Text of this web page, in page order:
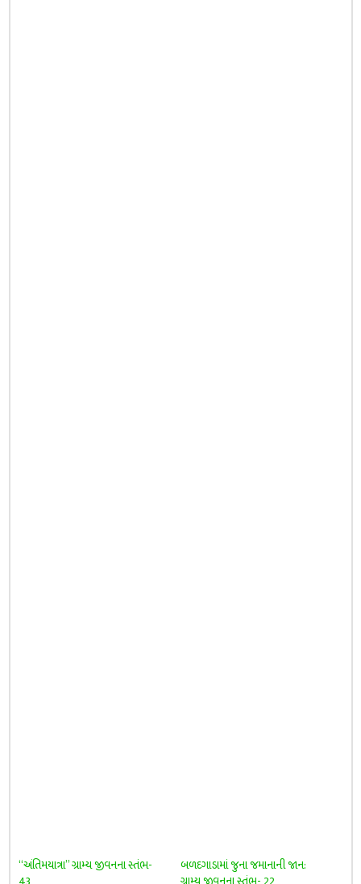
“અંતિમયાત્રા” ગ્રામ્ય જીવનના સ્તંભ-
બળદગાડામાં જુના જમાનાની જાન: